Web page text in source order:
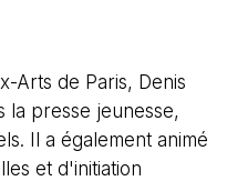
Arts de Paris, Denis
la presse jeunesse,
Il a également animé
et d'initiation